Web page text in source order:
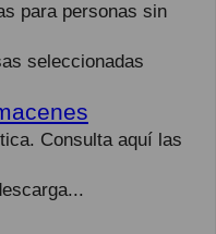
para personas sin
seleccionadas
Consulta aquí las